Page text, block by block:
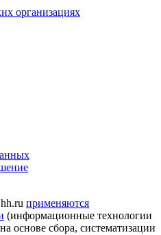
организациях
применяются
(информационные технологии
основе сбора, систематизации